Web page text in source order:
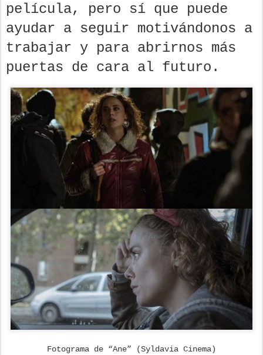
película, pero sí que puede
ayudar a seguir motivándonos a
trabajar y para abrirnos más
puertas de cara al futuro.
Fotograma de “Ane” (Syldavia Cinema)